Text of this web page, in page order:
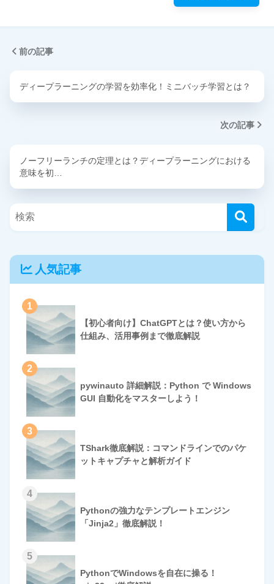
前の記事
ディープラーニングの学習を効率化！ミニバッチ学習とは？
次の記事
ノーフリーランチの定理とは？ディープラーニングにおける
意味を初…
人気記事
1
【初心者向け】ChatGPTとは？使い方から
仕組み、活用事例まで徹底解説
2
pywinauto 詳細解説：Python で Windows
GUI 自動化をマスターしよう！
3
TShark徹底解説：コマンドラインでのパケ
ットキャプチャと解析ガイド
4
Pythonの強力なテンプレートエンジン
「Jinja2」徹底解説！
5
PythonでWindowsを自在に操る！